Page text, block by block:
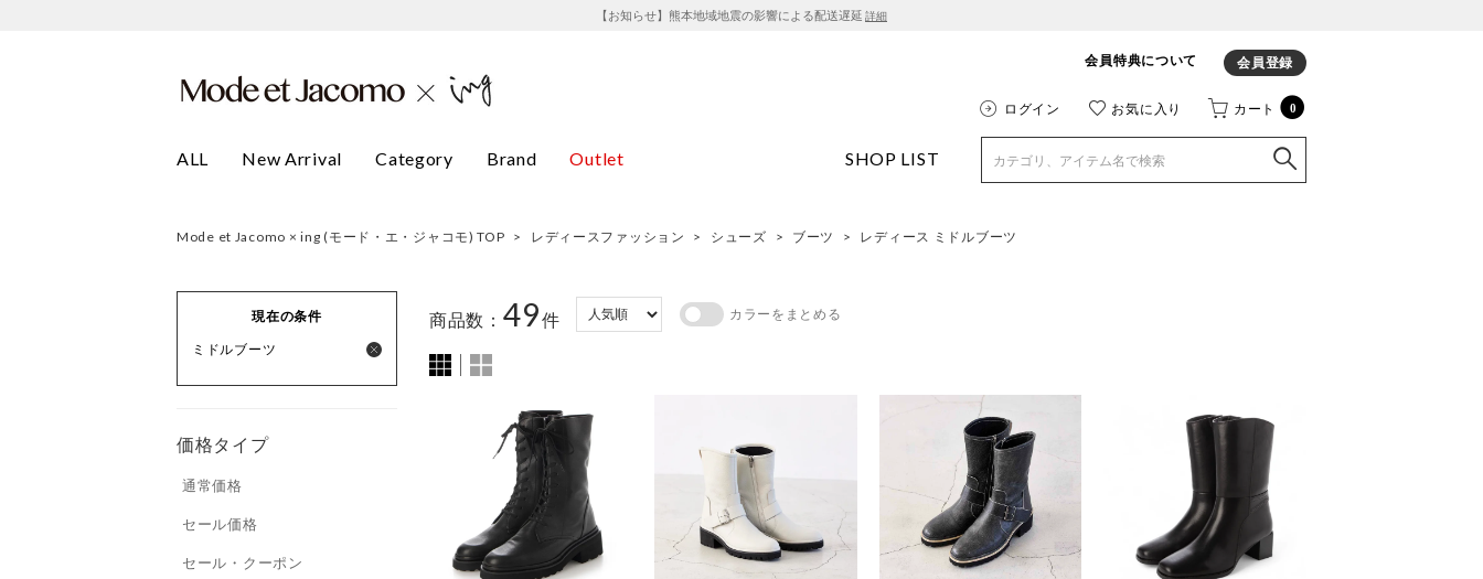
【お知らせ】熊本地域地震の影響による配送遅延 詳細
会員特典について 会員登録
ログイン お気に入り カート 0
ALL New Arrival Category Brand Outlet SHOP LIST
Mode et Jacomo × ing (モード・エ・ジャコモ) TOP > レディースファッション > シューズ > ブーツ > レディース ミドルブーツ
現在の条件
ミドルブーツ
価格タイプ
通常価格
セール価格
セール・クーポン
商品数： 49件 カラーをまとめる